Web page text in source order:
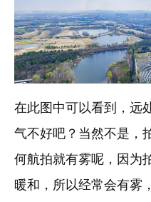
在此图中可以看到，远
气不好吧？当然不是，
何航拍就有雾呢，因为
暖和，所以经常会有雾